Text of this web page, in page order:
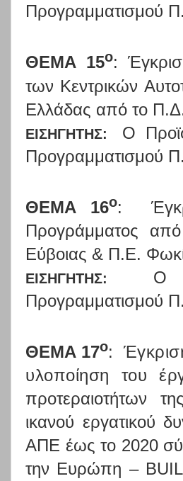
Προγραμματισμού
ΘΕΜΑ 15ο:
των Κεντρικών
Ελλάδας από το
ΕΙΣΗΓΗΤΗΣ: Ο
Προγραμματισμού
ΘΕΜΑ 16ο:
Προγράμματος
Εύβοιας & Π.Ε.
ΕΙΣΗΓΗΤΗΣ:
Ο
Προγραμματισμού
ΘΕΜΑ 17ο:
υλοποίηση του
προτεραιοτήτων
ικανού εργατικού
ΑΠΕ έως το 2020
την Ευρώπη –